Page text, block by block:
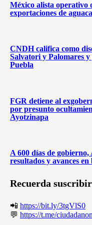
México alista operativo
exportaciones de
CNDH califica como
Salvatori y Palomares
Puebla
FGR detiene al
por presunto
Ayotzinapa
A 600 días de
resultados y avances
Recuerda
📲 https://bit.ly/3tgVlS0
💬 https://t.me/